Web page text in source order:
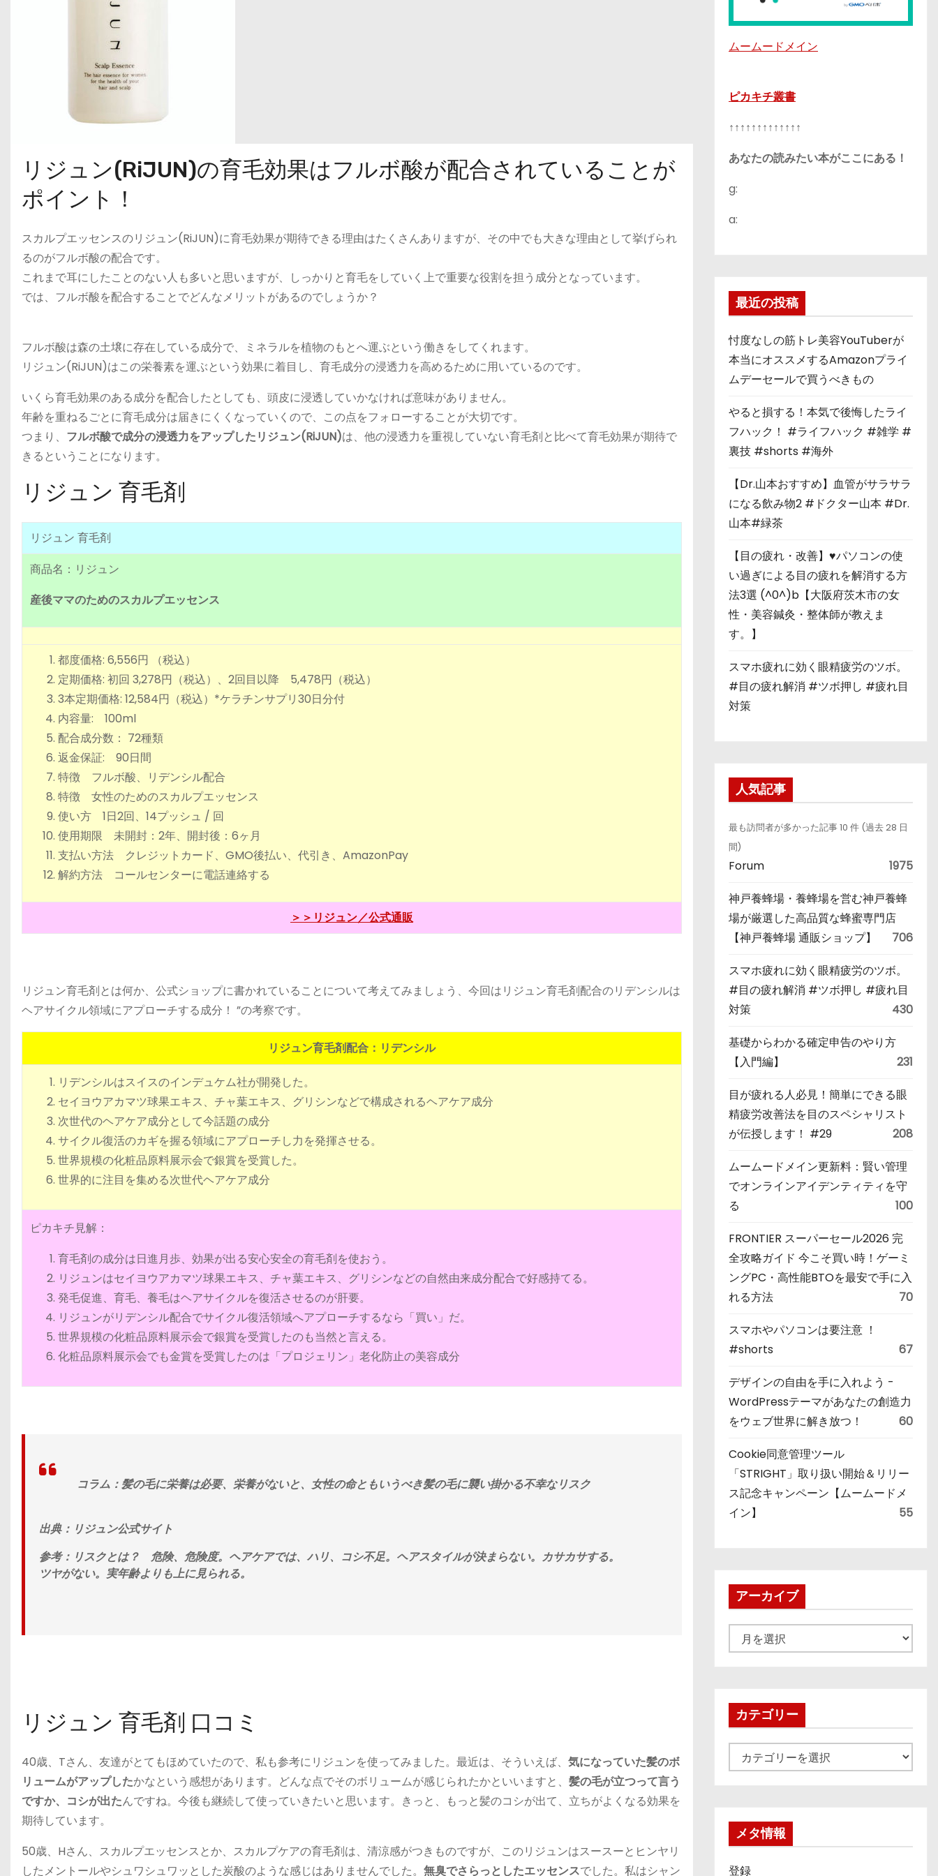
リジュン(RiJUN)の育毛効果はフルボ酸が配合されていることが
ポイント！
スカルプエッセンスのリジュン(RiJUN)に育毛効果が期待できる理由はたくさんありますが、その中でも大きな理由として挙げられ
るのがフルボ酸の配合です。
これまで耳にしたことのない人も多いと思いますが、しっかりと育毛をしていく上で重要な役割を担う成分となっています。
では、フルボ酸を配合することでどんなメリットがあるのでしょうか？
フルボ酸は森の土壌に存在している成分で、ミネラルを植物のもとへ運ぶという働きをしてくれます。
リジュン(RiJUN)はこの栄養素を運ぶという効果に着目し、育毛成分の浸透力を高めるために用いているのです。
いくら育毛効果のある成分を配合したとしても、頭皮に浸透していかなければ意味がありません。
年齢を重ねるごとに育毛成分は届きにくくなっていくので、この点をフォローすることが大切です。
つまり、 フルボ酸で成分の浸透力をアップしたリジュン(RiJUN)は、他の浸透力を重視していない育毛剤と比べて育毛効果が期待で
きるということになります。
リジュン 育毛剤
リジュン 育毛剤
商品名：リジュン
産後ママのためのスカルプエッセンス
都度価格: 6,556円 （税込）
定期価格: 初回 3,278円（税込）、2回目以降 5,478円（税込）
3本定期価格: 12,584円（税込）*ケラチンサプリ30日分付
内容量: 100ml
配合成分数： 72種類
返金保証: 90日間
特徴 フルボ酸、リデンシル配合
特徴 女性のためのスカルプエッセンス
使い方 1日2回、14プッシュ / 回
使用期限 未開封：2年、開封後：6ヶ月
支払い方法 クレジットカード、GMO後払い、代引き、AmazonPay
解約方法 コールセンターに電話連絡する
＞＞リジュン／公式通販
リジュン育毛剤とは何か、公式ショップに書かれていることについて考えてみましょう、今回はリジュン育毛剤配合のリデンシルは
ヘアサイクル領域にアプローチする成分！ ”の考察です。
リジュン育毛剤配合：リデンシル
リデンシルはスイスのインデュケム社が開発した。
セイヨウアカマツ球果エキス、チャ葉エキス、グリシンなどで構成されるヘアケア成分
次世代のヘアケア成分として今話題の成分
サイクル復活のカギを握る領域にアプローチし力を発揮させる。
世界規模の化粧品原料展示会で銀賞を受賞した。
世界的に注目を集める次世代ヘアケア成分
ピカキチ見解：
育毛剤の成分は日進月歩、効果が出る安心安全の育毛剤を使おう。
リジュンはセイヨウアカマツ球果エキス、チャ葉エキス、グリシンなどの自然由来成分配合で好感持てる。
発毛促進、育毛、養毛はヘアサイクルを復活させるのが肝要。
リジュンがリデンシル配合でサイクル復活領域へアプローチするなら「買い」だ。
世界規模の化粧品原料展示会で銀賞を受賞したのも当然と言える。
化粧品原料展示会でも金賞を受賞したのは「プロジェリン」老化防止の美容成分
コラム：髪の毛に栄養は必要、栄養がないと、女性の命ともいうべき髪の毛に襲い掛かる不幸なリスク
出典：リジュン公式サイト
参考：リスクとは？ 危険、危険度。ヘアケアでは、ハリ、コシ不足。ヘアスタイルが決まらない。カサカサする。
ツヤがない。実年齢よりも上に見られる。
リジュン 育毛剤 口コミ
40歳、Tさん、友達がとてもほめていたので、私も参考にリジュンを使ってみました。最近は、そういえば、 気になっていた髪のボ
リュームがアップしたかなという感想があります。どんな点でそのボリュームが感じられたかといいますと、 髪の毛が立つって言う
ですか、コシが出たんですね。今後も継続して使っていきたいと思います。きっと、もっと髪のコシが出て、立ちがよくなる効果を
期待しています。
50歳、Hさん、スカルプエッセンスとか、スカルプケアの育毛剤は、清涼感がつきものですが、このリジュンはスースーとヒンヤリ
したメントールやシュワシュワッとした炭酸のような感じはありませんでした。 無臭でさらっとしたエッセンスでした。私はシャン
ムームードメイン
ピカキチ叢書
↑↑↑↑↑↑↑↑↑↑↑↑↑
あなたの読みたい本がここにある！
g:
a:
最近の投稿
忖度なしの筋トレ美容YouTuberが
本当にオススメするAmazonプライ
ムデーセールで買うべきもの
やると損する！本気で後悔したライ
フハック！ #ライフハック #雑学 #
裏技 #shorts #海外
【Dr.山本おすすめ】血管がサラサラ
になる飲み物2 #ドクター山本 #Dr.
山本#緑茶
【目の疲れ・改善】♥パソコンの使
い過ぎによる目の疲れを解消する方
法3選 (^0^)b【大阪府茨木市の女
性・美容鍼灸・整体師が教えま
す。】
スマホ疲れに効く眼精疲労のツボ。
#目の疲れ解消 #ツボ押し #疲れ目
対策
人気記事
最も訪問者が多かった記事 10 件 (過去 28 日
間)
Forum 1975
神戸養蜂場・養蜂場を営む神戸養蜂
場が厳選した高品質な蜂蜜専門店
【神戸養蜂場 通販ショップ】
706
スマホ疲れに効く眼精疲労のツボ。
#目の疲れ解消 #ツボ押し #疲れ目
対策
430
基礎からわかる確定申告のやり方
【入門編】
231
目が疲れる人必見！簡単にできる眼
精疲労改善法を目のスペシャリスト
が伝授します！ #29
208
ムームードメイン更新料：賢い管理
でオンラインアイデンティティを守
る
100
FRONTIER スーパーセール2026 完
全攻略ガイド 今こそ買い時！ゲーミ
ングPC・高性能BTOを最安で手に入
れる方法
70
スマホやパソコンは要注意 ！
#shorts
67
デザインの自由を手に入れよう -
WordPressテーマがあなたの創造力
をウェブ世界に解き放つ！
60
Cookie同意管理ツール
「STRIGHT」取り扱い開始＆リリー
ス記念キャンペーン【ムームードメ
イン】
55
アーカイブ
ー
ブカテゴリー
テ
メタ情報
登録